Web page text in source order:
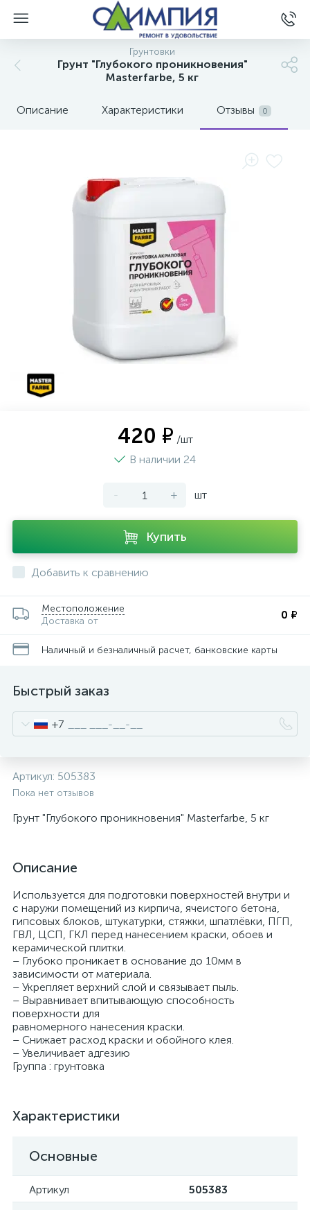
Грунтовки
Грунт "Глубокого проникновения"
Masterfarbe, 5 кг
Описание Характеристики Отзывы 0
420 ₽ /шт
В наличии 24
- + шт
Купить
Добавить к сравнению
Местоположение
Доставка от
0 ₽
Наличный и безналичный расчет, банковские карты
Быстрый заказ
+7
Артикул: 505383
Пока нет отзывов
Грунт "Глубокого проникновения" Masterfarbe, 5 кг
Описание
Используется для подготовки поверхностей внутри и
с наружи помещений из кирпича, ячеистого бетона,
гипсовых блоков, штукатурки, стяжки, шпатлёвки, ПГП,
ГВЛ, ЦСП, ГКЛ перед нанесением краски, обоев и
керамической плитки.
– Глубоко проникает в основание до 10мм в
зависимости от материала.
– Укрепляет верхний слой и связывает пыль.
– Выравнивает впитывающую способность
поверхности для
равномерного нанесения краски.
– Снижает расход краски и обойного клея.
– Увеличивает адгезию
Группа : грунтовка
Характеристики
Основные
Артикул 505383